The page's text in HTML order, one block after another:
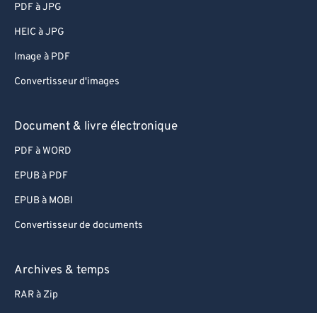
PDF à JPG
HEIC à JPG
Image à PDF
Convertisseur d'images
Document & livre électronique
PDF à WORD
EPUB à PDF
EPUB à MOBI
Convertisseur de documents
Archives & temps
RAR à Zip